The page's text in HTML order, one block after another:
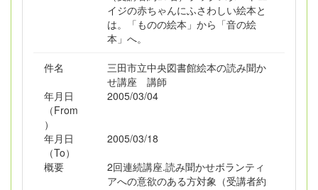
イジの赤ちゃんにふさわしい絵本と
は。「ものの絵本」から「音の絵
本」へ。
件名
三田市立中央図書館絵本の読み聞か
せ講座 講師
年月日
（From
）
2005/03/04
年月日
（To）
2005/03/18
概要
2回連続講座.読み聞かせボランティ
アへの意欲のある方対象（受講者約